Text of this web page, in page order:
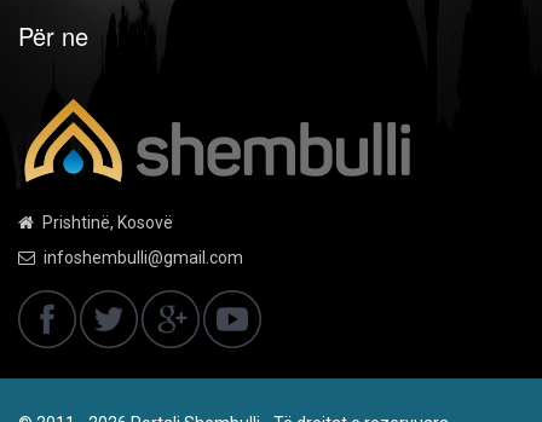
Për ne
Prishtinë, Kosovë
infoshembulli@gmail.com